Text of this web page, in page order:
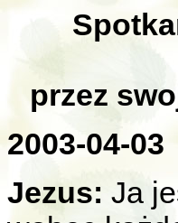
przez
2003-04-03
Jezus: Ja